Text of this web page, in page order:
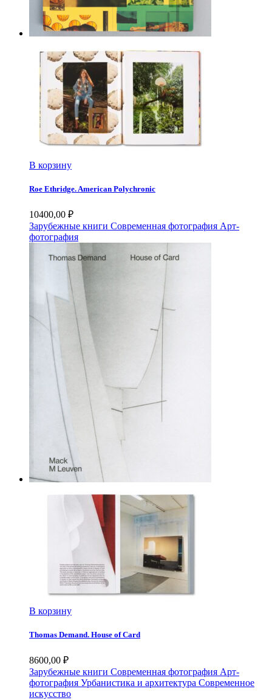
В корзину
Roe Ethridge. American Polychronic
10400,00 ₽
Зарубежные книги Современная фотография Арт-
фотография
В корзину
Thomas Demand. House of Card
8600,00 ₽
Зарубежные книги Современная фотография Арт-
фотография Урбанистика и архитектура Современное
искусство